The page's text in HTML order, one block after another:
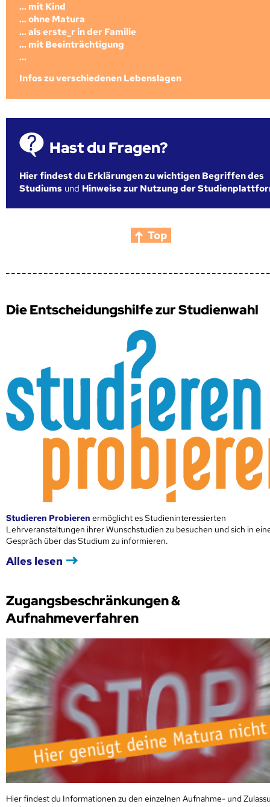
... mit Kind
... ohne Matura
... als erste_r in der Familie
... mit Beeinträchtigung
...
Infos zu verschiedenen Lebenslagen
Hast du Fragen?
Hier findest du Erklärungen zu wichtigen Begriffen des
Studiums und Hinweise zur Nutzung der
Top
Die Entscheidungshilfe zur Studienwahl
Studieren Probieren ermöglicht es Studieninteressierten
Lehrveranstaltungen ihrer Wunschstudien zu besuchen und sich in
Gespräch über das Studium zu informieren.
Alles lesen
Zugangsbeschränkungen &
Aufnahmeverfahren
Hier findest du Informationen zu den einzelnen Aufnahme- und